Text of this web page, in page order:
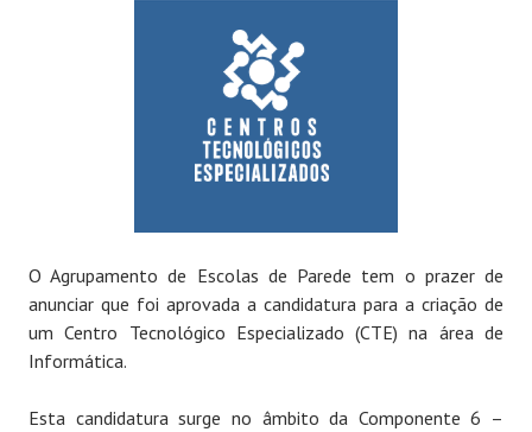
O Agrupamento de Escolas de Parede tem o prazer de
anunciar que foi aprovada a candidatura para a criação de
um Centro Tecnológico Especializado (CTE) na área de
Informática.
Esta candidatura surge no âmbito da Componente 6 –